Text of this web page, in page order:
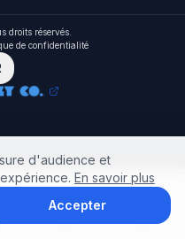
d'audience et
En savoir plus
Accepter
droits réservés.
de confidentialité
Favoris Panier